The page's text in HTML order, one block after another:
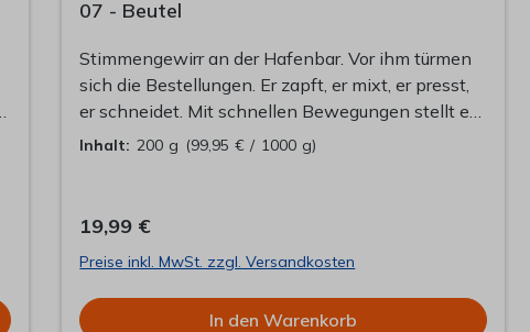
07 - Beutel
Stimmengewirr an der Hafenbar. Vor ihm türmen
sich die Bestellungen. Er zapft, er mixt, er presst,
er schneidet. Mit schnellen Bewegungen stellt er
die Getränke auf die Bar. Für einen Moment hält er
der Anklang von Rosenblüten. Er öffnet die
Augen. Ihre Blicke treffen sich. Sie lächelt. Er
nimmt noch einen Schluck.
Inhalt: 200 g (99,95 € / 1000 g)
19,99 €
Preise inkl. MwSt. zzgl. Versandkosten
In den Warenkorb